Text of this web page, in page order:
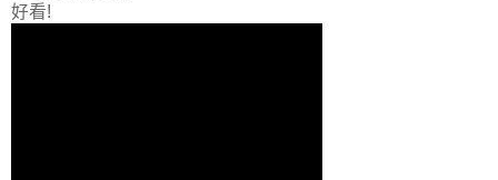
好看!